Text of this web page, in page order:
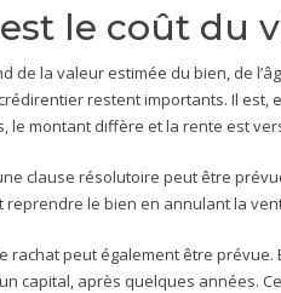
le coût du
de la valeur estimée du bien, de
restent importants. Il est,
le montant diffère et la rente est
clause résolutoire peut être
le bien en annulant la
rachat peut également être
capital, après quelques années.